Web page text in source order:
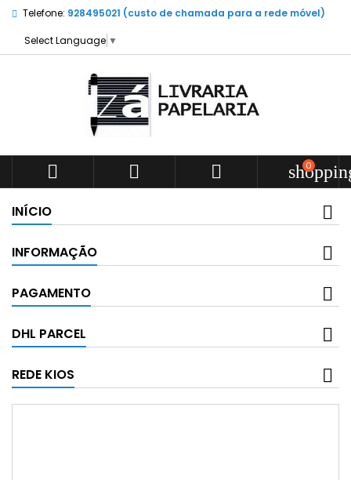
Telefone: 928495021 (custo de chamada para a rede móvel)
Select Language ▼
   0
INÍCIO
INFORMAÇÃO
PAGAMENTO
DHL PARCEL
REDE KIOS